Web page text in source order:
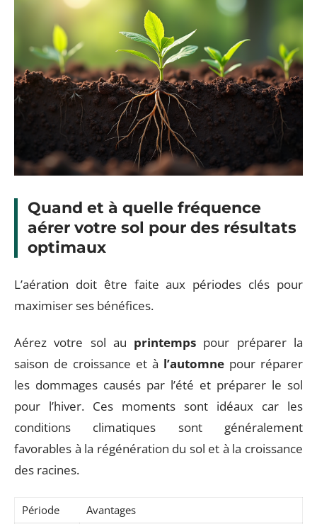
Quand et à quelle fréquence
aérer votre sol pour des résultats
optimaux
L’aération doit être faite aux périodes clés pour
maximiser ses bénéfices.
Aérez votre sol au printemps pour préparer la
saison de croissance et à l’automne pour réparer
les dommages causés par l’été et préparer le sol
pour l’hiver. Ces moments sont idéaux car les
conditions climatiques sont généralement
favorables à la régénération du sol et à la croissance
des racines.
Période
Avantages